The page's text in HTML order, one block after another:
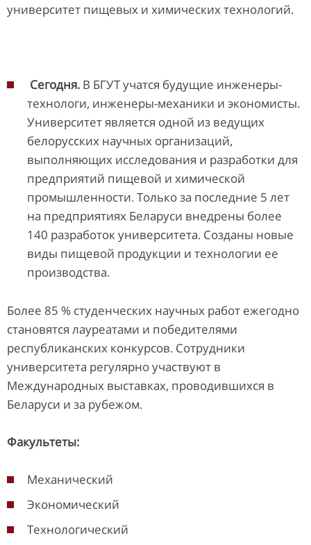
университет пищевых и химических технологий.
Сегодня. В БГУТ учатся будущие инженеры-
технологи, инженеры-механики и экономисты.
Университет является одной из ведущих
белорусских научных организаций,
выполняющих исследования и разработки для
предприятий пищевой и химической
промышленности. Только за последние 5 лет
на предприятиях Беларуси внедрены более
140 разработок университета. Созданы новые
виды пищевой продукции и технологии ее
производства.
Более 85 % студенческих научных работ ежегодно
становятся лауреатами и победителями
республиканских конкурсов. Сотрудники
университета регулярно участвуют в
Международных выставках, проводившихся в
Беларуси и за рубежом.
Факультеты:
Механический
Экономический
Технологический